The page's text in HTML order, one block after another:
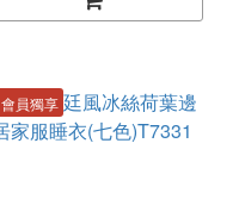
會員獨享